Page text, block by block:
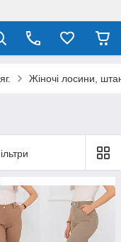
Жіночі лосини,